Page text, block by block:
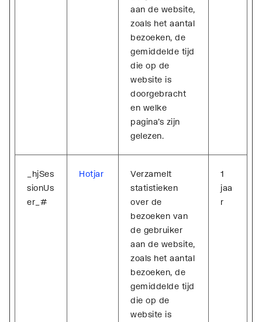
aan de website,
zoals het aantal
bezoeken, de
gemiddelde tijd
die op de
website is
doorgebracht
en welke
pagina's zijn
gelezen.
_hjSes
sionUs
er_#
Hotjar
Verzamelt
statistieken
over de
bezoeken van
de gebruiker
aan de website,
zoals het aantal
bezoeken, de
gemiddelde tijd
die op de
website is
1
jaa
r